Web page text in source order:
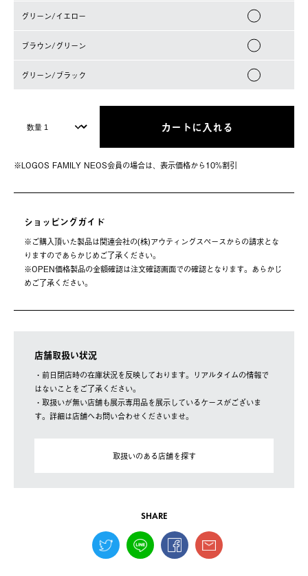
グリーン/イエロー
ブラウン/グリーン
グリーン/ブラック
カートに入れる
※LOGOS FAMILY NEOS会員の場合は、表⽰価格から10%割引
ショッピングガイド
※ご購⼊頂いた製品は関連会社の(株)アウティングスペースからの請求とな
りますのであらかじめご了承ください。
※OPEN価格製品の⾦額確認は注⽂確認画⾯での確認となります。あらかじ
めご了承ください。
店舗取扱い状況
・前日閉店時の在庫状況を反映しております。リアルタイムの情報で
はないことをご了承ください。
・取扱いが無い店舗も展示専用品を展示しているケースがございま
す。詳細は店舗へお問い合わせくださいませ。
取扱いのある店舗を探す
SHARE